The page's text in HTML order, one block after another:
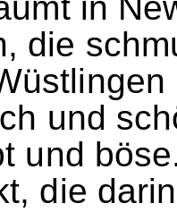
in
die
und
und
die